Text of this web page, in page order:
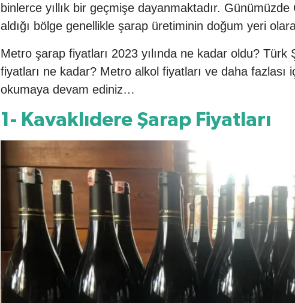
binlerce yıllık bir geçmişe dayanmaktadır. Günümüzde
aldığı bölge genellikle şarap üretiminin doğum yeri
Metro şarap fiyatları 2023 yılında ne kadar oldu? Türk
fiyatları ne kadar? Metro alkol fiyatları ve daha fazlası
okumaya devam ediniz…
1- Kavaklıdere Şarap Fiyatları